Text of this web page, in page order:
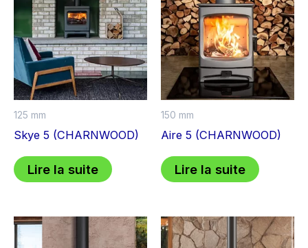
125 mm
Skye 5 (CHARNWOOD)
Lire la suite
150 mm
Aire 5 (CHARNWOOD)
Lire la suite